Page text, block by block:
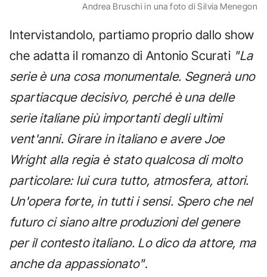
Andrea Bruschi in una foto di Silvia Menegon
Intervistandolo, partiamo proprio dallo show
che adatta il romanzo di Antonio Scurati "La
serie è una cosa monumentale. Segnerà uno
spartiacque decisivo, perché è una delle
serie italiane più importanti degli ultimi
vent'anni. Girare in italiano e avere Joe
Wright alla regia è stato qualcosa di molto
particolare: lui cura tutto, atmosfera, attori.
Un'opera forte, in tutti i sensi. Spero che nel
futuro ci siano altre produzioni del genere
per il contesto italiano. Lo dico da attore, ma
anche da appassionato".